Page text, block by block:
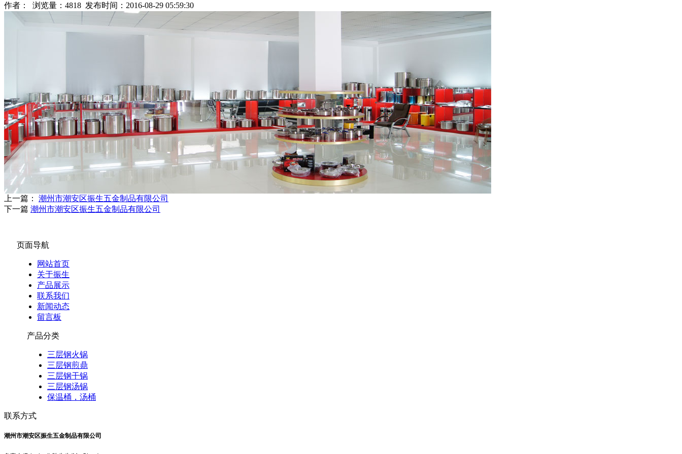
作者： 浏览量：4818 发布时间：2016-08-29 05:59:30
上一篇： 潮州市潮安区振生五金制品有限公司
下一篇 潮州市潮安区振生五金制品有限公司
页面导航
网站首页
关于振生
产品展示
联系我们
新闻动态
留言板
产品分类
三层钢火锅
三层钢煎鼎
三层钢干锅
三层钢汤锅
保温桶，汤桶
联系方式
潮州市潮安区振生五金制品有限公司